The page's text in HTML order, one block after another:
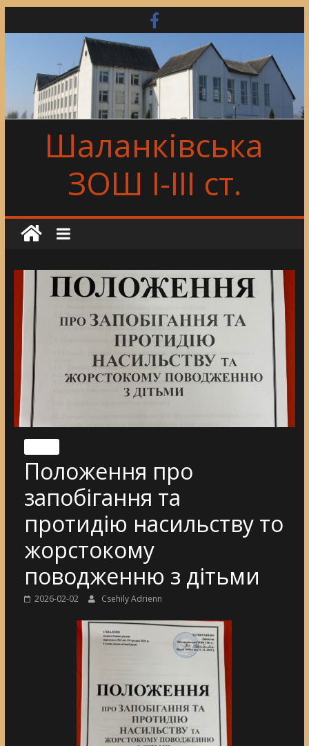
to
Шаланківська
ЗОШ І-ІІІ ст.
Положення про
запобігання та
протидію насильству то
жорстокому
поводженню з дітьми
2026-02-02 Csehily Adrienn